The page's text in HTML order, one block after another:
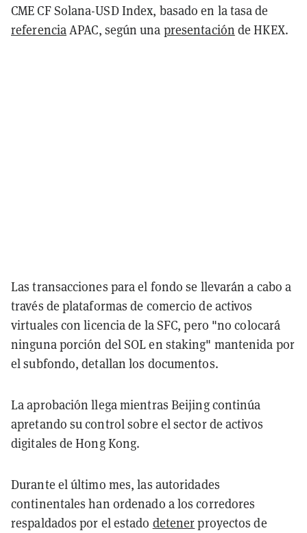
CME CF Solana-USD Index, basado en la tasa de
referenciaAPAC, según una presentación de HKEX.
Las transacciones para el fondo se llevarán a cabo a
través de plataformas de comercio de activos
virtuales con licencia de la SFC, pero "no colocará
ninguna porción del SOL en staking" mantenida por
el subfondo, detallan los documentos.
La aprobación llega mientras Beijing continúa
apretando su control sobre el sector de activos
digitales de Hong Kong.
Durante el último mes, las autoridades
continentales han ordenado a los corredores
respaldados por el estado detenerproyectos de